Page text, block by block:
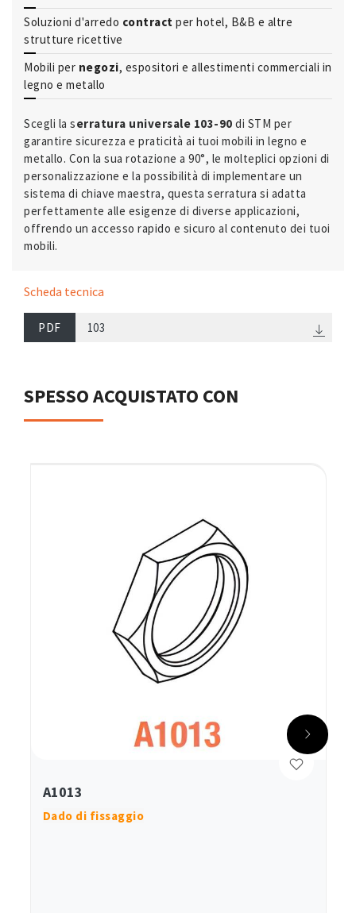
Soluzioni d'arredo contract per hotel, B&B e altre
strutture ricettive
Mobili per negozi, espositori e allestimenti commerciali in
legno e metallo
Scegli la serratura universale 103-90 di STM per
garantire sicurezza e praticità ai tuoi mobili in legno e
metallo. Con la sua rotazione a 90°, le molteplici opzioni di
personalizzazione e la possibilità di implementare un
sistema di chiave maestra, questa serratura si adatta
perfettamente alle esigenze di diverse applicazioni,
offrendo un accesso rapido e sicuro al contenuto dei tuoi
mobili.
Scheda tecnica
PDF 103
SPESSO ACQUISTATO CON
A1013
Dado di fissaggio